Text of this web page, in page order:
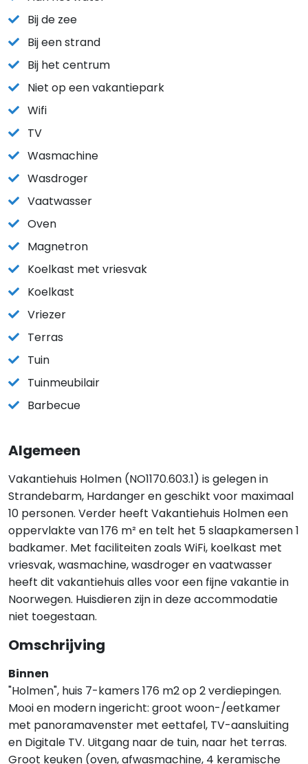
Bij de zee
Bij een strand
Bij het centrum
Niet op een vakantiepark
Wifi
TV
Wasmachine
Wasdroger
Vaatwasser
Oven
Magnetron
Koelkast met vriesvak
Koelkast
Vriezer
Terras
Tuin
Tuinmeubilair
Barbecue
Algemeen
Vakantiehuis Holmen (NO1170.603.1) is gelegen in
Strandebarm, Hardanger en geschikt voor maximaal
10 personen. Verder heeft Vakantiehuis Holmen een
oppervlakte van 176 m² en telt het 5 slaapkamersen 1
badkamer. Met faciliteiten zoals WiFi, koelkast met
vriesvak, wasmachine, wasdroger en vaatwasser
heeft dit vakantiehuis alles voor een fijne vakantie in
Noorwegen. Huisdieren zijn in deze accommodatie
niet toegestaan.
Omschrijving
Binnen
"Holmen", huis 7-kamers 176 m2 op 2 verdiepingen.
Mooi en modern ingericht: groot woon-/eetkamer
met panoramavenster met eettafel, TV-aansluiting
en Digitale TV. Uitgang naar de tuin, naar het terras.
Groot keuken (oven, afwasmachine, 4 keramische